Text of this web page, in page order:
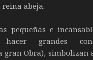
abeja.
pequeñas e
grandes
gran Obra), simbolizan